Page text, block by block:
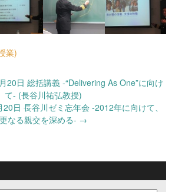
業)
20日 総括講義 -“Delivering As One”に向け
て- (長谷川祐弘教授)
日 長谷川ゼミ忘年会 -2012年に向けて、
更なる親交を深める- →